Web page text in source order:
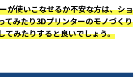
が使いこなせるか不安な方は、ショ
てみたり3Dプリンターのモノづくり
てみたりすると良いでしょう。